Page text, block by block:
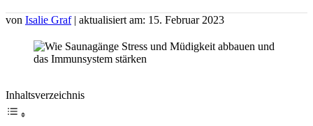
von Isalie Graf | aktualisiert am: 15. Februar 2023
Inhaltsverzeichnis